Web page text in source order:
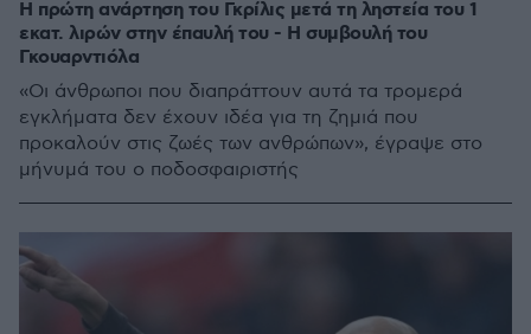
Η πρώτη ανάρτηση του Γκρίλις μετά τη ληστεία του 1
εκατ. λιρών στην έπαυλή του - Η συμβουλή του
Γκουαρντιόλα
«Οι άνθρωποι που διαπράττουν αυτά τα τρομερά
εγκλήματα δεν έχουν ιδέα για τη ζημιά που
προκαλούν στις ζωές των ανθρώπων», έγραψε στο
μήνυμά του ο ποδοσφαιριστής